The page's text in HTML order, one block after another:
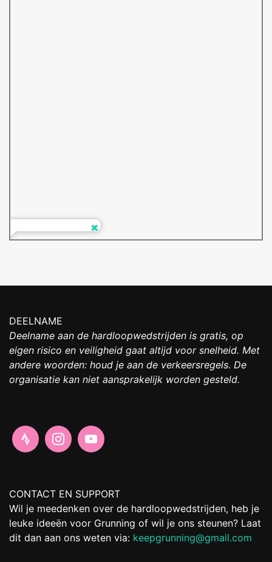
DEELNAME
Deelname aan de hardloopwedstrijden is gratis, op
eigen risico en veiligheid gaat altijd voor snelheid. Met
andere woorden: houd je aan de verkeersregels. De
organisatie kan niet aansprakelijk worden gesteld.
CONTACT EN SUPPORT
Wil je meedenken over de hardloopwedstrijden, heb je
leuke ideeën voor Grunning of wil je ons steunen? Laat
dit dan aan ons weten via: keepgrunning@gmail.com